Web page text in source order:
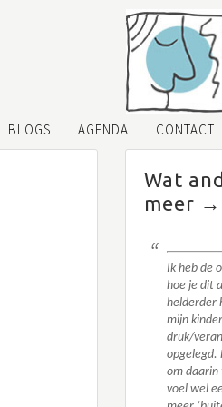
BLOGS AGENDA CONTACT
Wat
meer →
Ik heb de
hoe je dit
helderder
mijn
druk/
opgelegd.
om daarin
voel wel